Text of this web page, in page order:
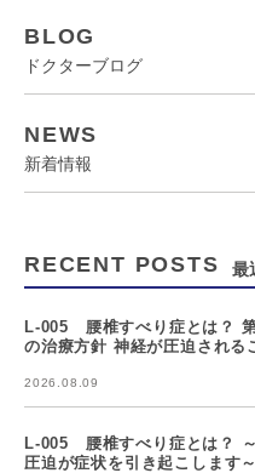
BLOG
ドクターブログ
NEWS
新着情報
RECENT POSTS 最
L-005 腰椎すべり症とは？
の治療方針 神経が圧迫される
2026.08.09
L-005 腰椎すべり症とは？
圧迫が症状を引き起こします～